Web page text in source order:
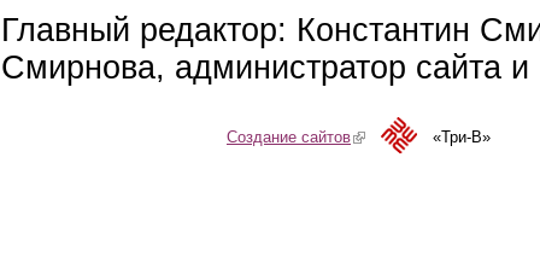
Главный редактор: Константин
Смирнова, администратор сайта
Создание сайтов(link is external)«Три-В»